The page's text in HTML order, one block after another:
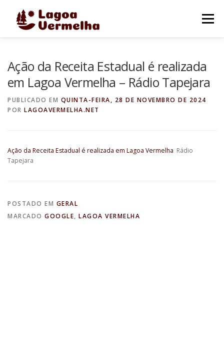
Menu
Ação da Receita Estadual é realizada
em Lagoa Vermelha – Rádio Tapejara
PUBLICADO EM QUINTA-FEIRA, 28 DE NOVEMBRO DE 2024
POR LAGOAVERMELHA.NET
Ação da Receita Estadual é realizada em Lagoa Vermelha Rádio
Tapejara
POSTADO EM GERAL
MARCADO GOOGLE, LAGOA VERMELHA